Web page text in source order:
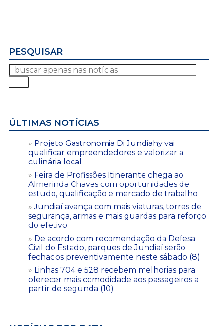
PESQUISAR
ÚLTIMAS NOTÍCIAS
Projeto Gastronomia Di Jundiahy vai
qualificar empreendedores e valorizar a
culinária local
Feira de Profissões Itinerante chega ao
Almerinda Chaves com oportunidades de
estudo, qualificação e mercado de trabalho
Jundiaí avança com mais viaturas, torres de
segurança, armas e mais guardas para reforço
do efetivo
De acordo com recomendação da Defesa
Civil do Estado, parques de Jundiaí serão
fechados preventivamente neste sábado (8)
Linhas 704 e 528 recebem melhorias para
oferecer mais comodidade aos passageiros a
partir de segunda (10)